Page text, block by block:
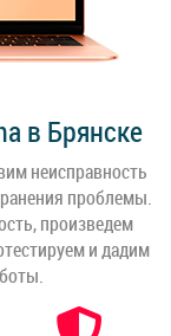
в Брянске
неисправность
проблемы.
произведем
и дадим